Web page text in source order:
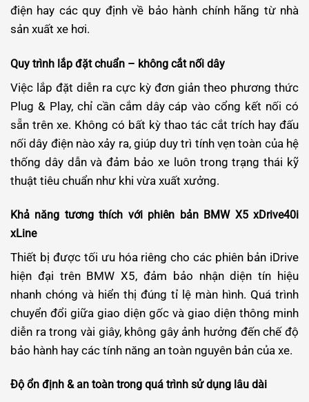
điện hay các quy định về bảo hành chính hãng từ nhà
sản xuất xe hơi.
Quy trình lắp đặt chuẩn – không cắt nối dây
Việc lắp đặt diễn ra cực kỳ đơn giản theo phương thức
Plug & Play, chỉ cần cắm dây cáp vào cổng kết nối có
sẵn trên xe. Không có bất kỳ thao tác cắt trích hay đấu
nối dây điện nào xảy ra, giúp duy trì tính vẹn toàn của hệ
thống dây dẫn và đảm bảo xe luôn trong trạng thái kỹ
thuật tiêu chuẩn như khi vừa xuất xưởng.
Khả năng tương thích với phiên bản BMW X5 xDrive40i
xLine
Thiết bị được tối ưu hóa riêng cho các phiên bản iDrive
hiện đại trên BMW X5, đảm bảo nhận diện tín hiệu
nhanh chóng và hiển thị đúng tỉ lệ màn hình. Quá trình
chuyển đổi giữa giao diện gốc và giao diện thông minh
diễn ra trong vài giây, không gây ảnh hưởng đến chế độ
bảo hành hay các tính năng an toàn nguyên bản của xe.
Độ ổn định & an toàn trong quá trình sử dụng lâu dài